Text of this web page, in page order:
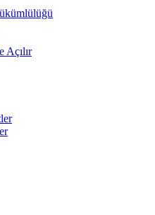
Açılır